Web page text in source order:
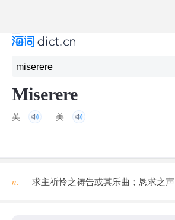
Miserere
英 美
n. 求主祈怜之祷告或其乐曲；恳求之声